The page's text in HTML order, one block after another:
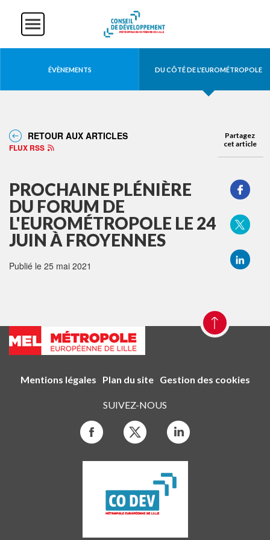
contenu
ActualitésÉVÈNEMENTS DU CÔTÉ DE L'EUROMÉTROPOLE
RETOUR AUX ARTICLES
FLUX RSS
Partagez
cet article
PROCHAINE PLÉNIÈRE
DU FORUM DE
L'EUROMÉTROPOLE LE 24
JUIN À FROYENNES
Publié le 25 mai 2021
Mentions légales Plan du site Gestion des cookies
SUIVEZ-NOUS